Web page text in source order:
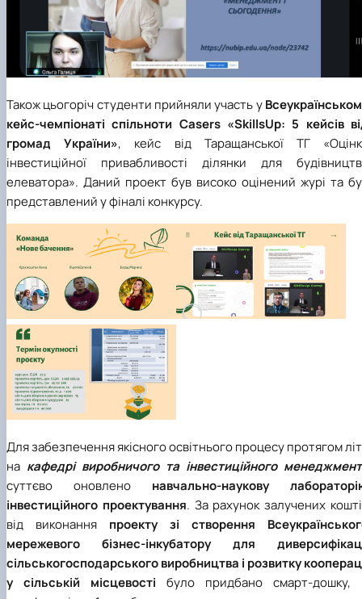
Також цьогоріч студенти прийняли участь у
кейс-чемпіонаті спільноти Casers «SkillsUp: 5 кейсів
громад України», кейс від Таращанської ТГ
інвестиційної привабливості ділянки для
елеватора». Даний проект був високо оцінений журі та
представлений у фіналі конкурсу.
Для забезпечення якісного освітнього процесу протягом
на кафедрі виробничого та інвестиційного
суттєво оновлено навчально-наукову
інвестиційного проектування. За рахунок залучених
від виконання проекту зі створення
мережевого бізнес-інкубатору для
сільськогосподарського виробництва і розвитку
у сільській місцевості було придбано смарт-дошку,